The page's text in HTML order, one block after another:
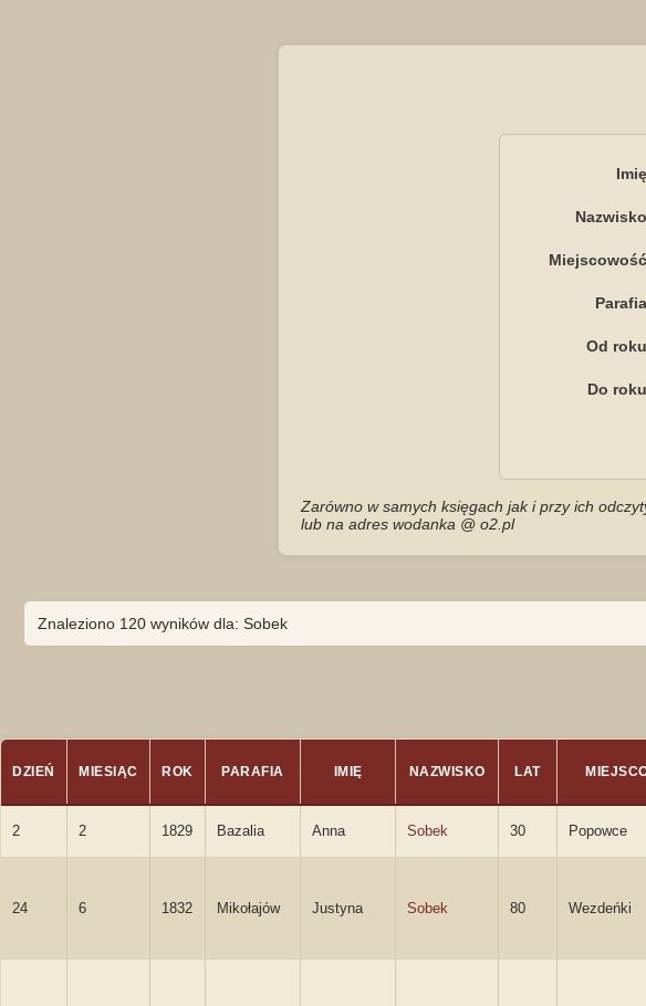
Od
Do
Zarówno w samych księgach jak i przy ich
lub na adres wodanka @ o2.pl
Znaleziono 120 wyników dla: Sobek
DZIEŃ MIESIĄC ROK PARAFIA IMIĘ NAZWISKO LAT
2 2 1829 Bazalia Anna Sobek 30 Popowce
24 6 1832 Mikołajów Justyna Sobek 80 Wezdeńki